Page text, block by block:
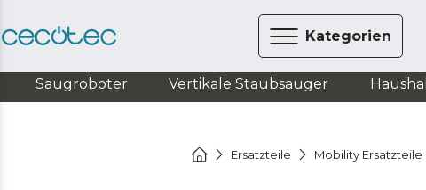
Kategorien
Saugroboter Vertikale Staubsauger
Ersatzteile Mobility Ersatzteile